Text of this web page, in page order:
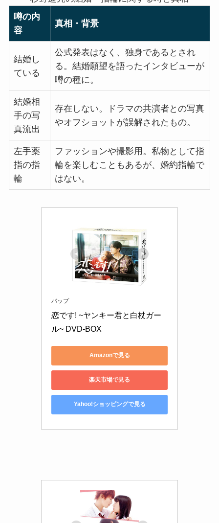
噂の内
容
真相・背景
結婚し
ている
公式発表はなく、独身であるとされ
る。結婚願望を語ったインタビューが
噂の種に。
結婚相
手の写
真流出
存在しない。ドラマの共演者との写真
やオフショットが誤解されたもの。
左手薬
指の指
輪
ファッションや撮影用。私物として指
輪を楽しむこともあるが、婚約指輪で
はない。
バップ
恋です! ~ヤンキー君と白杖ガー
ル~ DVD-BOX
Amazonで見る
楽天市場で見る
Yahoo!ショッピングで見る